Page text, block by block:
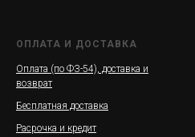
ОПЛАТА И ДОСТАВКА
Оплата (по ФЗ-54), доставка и
возврат
Бесплатная доставка
Расрочка и кредит